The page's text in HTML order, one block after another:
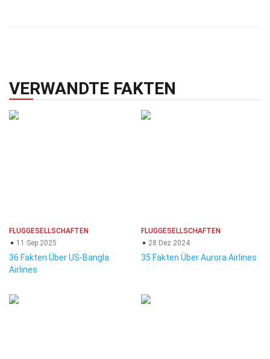
VERWANDTE FAKTEN
FLUGGESELLSCHAFTEN
11 Sep 2025
36 Fakten Über US-Bangla
Airlines
FLUGGESELLSCHAFTEN
28 Dez 2024
35 Fakten Über Aurora Airlines